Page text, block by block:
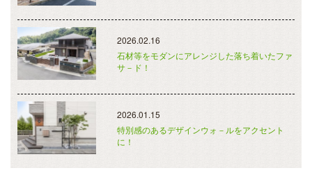
2026.02.16
石材等をモダンにアレンジした落ち着いたファ
サ－ド！
2026.01.15
特別感のあるデザインウォ－ルをアクセント
に！